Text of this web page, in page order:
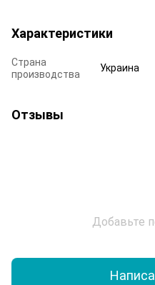
Характеристики
Страна
производства
Украина
Отзывы
Добавьте